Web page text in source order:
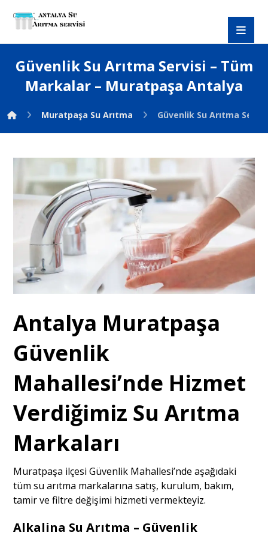
Güvenlik Su Arıtma Servisi – Tüm
Markalar – Muratpaşa Antalya
Muratpaşa Su Arıtma Güvenlik Su Arıtma
Antalya Muratpaşa
Güvenlik
Mahallesi’nde Hizmet
Verdiğimiz Su Arıtma
Markaları
Muratpaşa ilçesi Güvenlik Mahallesi’nde aşağıdaki
tüm su arıtma markalarına satış, kurulum, bakım,
tamir ve filtre değişimi hizmeti vermekteyiz.
Alkalina Su Arıtma – Güvenlik